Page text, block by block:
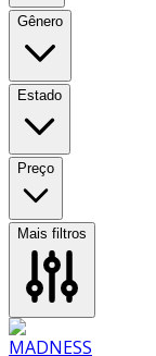
Gênero
Estado
Preço
Mais filtros